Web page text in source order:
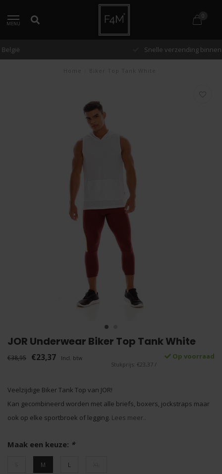
MENU
0
Snelle verzending binnen 48 uur
JOR Underwear Biker Top Tank White
€38,95 €23,37 Incl. btw Op voorraad
Stukprijs: €23,37 /
Veelzijdige Biker Tank Top van JOR!
Kan gecombineerd worden met alle briefs, boxers, jockstraps maar
ook op elke sportbroek of legging. Lees meer..
Maak een keuze: *
M L